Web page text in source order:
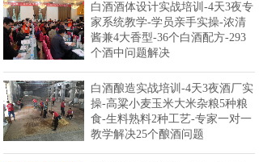
白酒酒体设计实战培训-4天3夜专
家系统教学-学员亲手实操-浓清
酱兼4大香型-36个白酒配方-293
个酒中问题解决
白酒酿造实战培训-4天3夜酒厂实
操-高粱小麦玉米大米杂粮5种粮
食-生料熟料2种工艺-专家一对一
教学解决25个酿酒问题